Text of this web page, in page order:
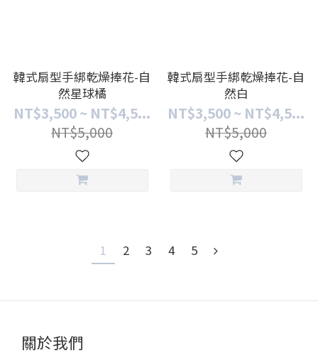
韓式扇型手綁乾燥捧花-自
然星球橘
NT$3,500 ~ NT$4,5...
NT$5,000
韓式扇型手綁乾燥捧花-自
然白
NT$3,500 ~ NT$4,5...
NT$5,000
1 2 3 4 5
關於我們